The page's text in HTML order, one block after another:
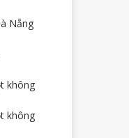
Nẵng
không
không